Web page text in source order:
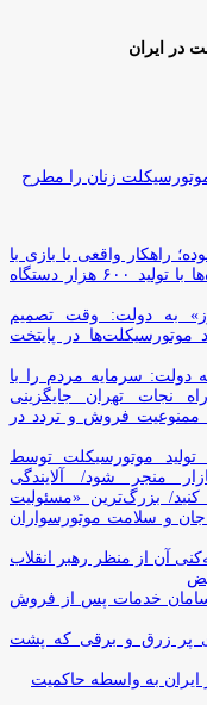
در ایران
زنان را مطرح
راهکار واقعی یا بازی با
منابع کشور؟ / جایگزینی کامل فرسوده‌ها با تولید ۶۰۰ هزار دستگاه
به دولت: وقت تصمیم
در پایتخت
دولت: سرمایه مردم را با
نجات تهران جایگزینی
ممنوعیت فروش و تردد در
موتورسیکلت توسط
منجر شود/ آلایندگی
بزرگ‌ترین «مسئولیت
جان و سلامت موتورسواران
آن از منظر رهبر انقلاب
خدمات پس از فروش
پر زرق‌ و برقی که پشت
ایران به واسطه حاکمیت